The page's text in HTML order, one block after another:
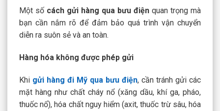
Một số cách gửi hàng qua bưu điện quan trọng mà
bạn cần nắm rõ để đảm bảo quá trình vận chuyển
diễn ra suôn sẻ và an toàn.
Hàng hóa không được phép gửi
Khi gửi hàng đi Mỹ qua bưu điện, cần tránh gửi các
mặt hàng như chất cháy nổ (xăng dầu, khí ga, pháo,
thuốc nổ), hóa chất nguy hiểm (axit, thuốc trừ sâu, hóa